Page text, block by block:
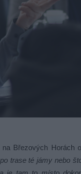
Březových Horách
trase té jámy nebo